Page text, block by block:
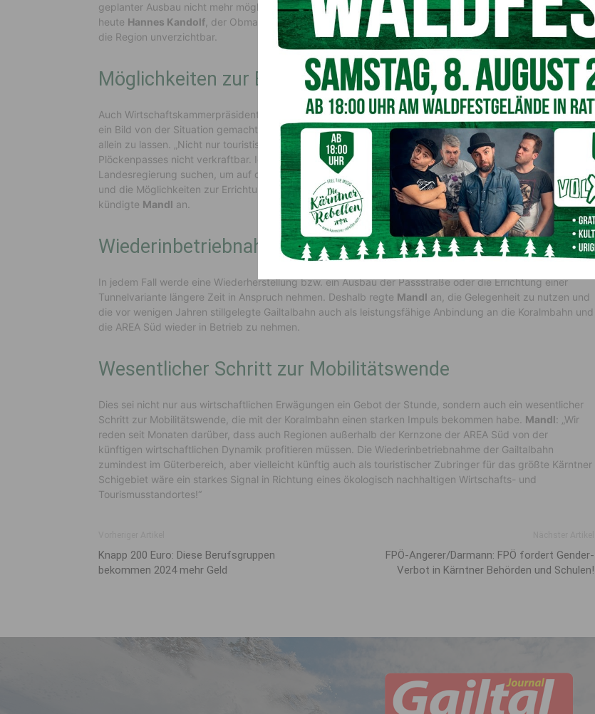
geplanter Ausbau nicht mehr möglich ist, bleibt aus Sicht der Betriebe nur eine Tunnelvariante“, erklärte
heute Hannes Kandolf , der Obmann der Wirtschaftskammer Hermagor. Die Verbindung nach Italien sei für
die Region unverzichtbar.
Möglichkeiten zur Errichtung eines Tunnels abklären
Auch Wirtschaftskammerpräsident Jürgen Mandl , der sich in den vergangenen Tagen persönlich vor Ort
ein Bild von der Situation gemacht hat, tritt dafür ein, die regionale Wirtschaft in dieser Situation nicht
allein zu lassen. „Nicht nur touristisch, sondern auch für andere Branchen ist eine dauerhafte Sperre des
Plöckenpasses nicht verkraftbar. Ich werde in den kommenden Tagen das Gespräch mit der Kärntner
Landesregierung suchen, um auf die bedrohliche Lage für viele Betriebe im Tal aufmerksam zu machen
und die Möglichkeiten zur Errichtung eines Tunnels – sei es ein Scheitel- oder Basistunnel – zu klären“,
kündigte Mandl an.
Wiederinbetriebnahme der Gailtalbahn
In jedem Fall werde eine Wiederherstellung bzw. ein Ausbau der Passstraße oder die Errichtung einer
Tunnelvariante längere Zeit in Anspruch nehmen. Deshalb regte Mandl an, die Gelegenheit zu nutzen und
die vor wenigen Jahren stillgelegte Gailtalbahn auch als leistungsfähige Anbindung an die Koralmbahn und
die AREA Süd wieder in Betrieb zu nehmen.
Wesentlicher Schritt zur Mobilitätswende
Dies sei nicht nur aus wirtschaftlichen Erwägungen ein Gebot der Stunde, sondern auch ein wesentlicher
Schritt zur Mobilitätswende, die mit der Koralmbahn einen starken Impuls bekommen habe. Mandl: „Wir
reden seit Monaten darüber, dass auch Regionen außerhalb der Kernzone der AREA Süd von der
künftigen wirtschaftlichen Dynamik profitieren müssen. Die Wiederinbetriebnahme der Gailtalbahn
zumindest im Güterbereich, aber vielleicht künftig auch als touristischer Zubringer für das größte Kärntner
Schigebiet wäre ein starkes Signal in Richtung eines ökologisch nachhaltigen Wirtschafts- und
Tourismusstandortes!“
Knapp 200 Euro: Diese Berufsgruppen
bekommen 2024 mehr Geld
FPÖ-Angerer/Darmann: FPÖ fordert Gender-
Verbot in Kärntner Behörden und Schulen!